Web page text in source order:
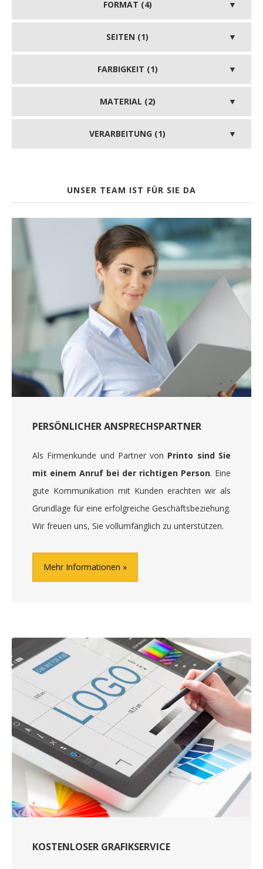
FORMAT (4)
SEITEN (1)
FARBIGKEIT (1)
MATERIAL (2)
VERARBEITUNG (1)
UNSER TEAM IST FÜR SIE DA
PERSÖNLICHER ANSPRECHSPARTNER
Als Firmenkunde und Partner von Printo sind Sie
mit einem Anruf bei der richtigen Person. Eine
gute Kommunikation mit Kunden erachten wir als
Grundlage für eine erfolgreiche Geschäftsbeziehung.
Wir freuen uns, Sie vollumfänglich zu unterstützen.
Mehr Informationen
KOSTENLOSER GRAFIKSERVICE